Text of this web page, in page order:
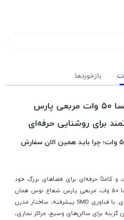
بازخوردها
چراغ روکار اس ام دی آویسا ۵۰ وات مربعی پارس
برای روشنایی حرفه‌ای
روشنایی بی‌نظیر با چراغ روکار ۵۰ وات؛ چرا باید همین الان سفارش
و کاملاً حرفه‌ای برای فضاهای بزرگ خود
هستی، چراغ روکار اس ام دی آویسا ۵۰ وات مربعی پارس شعاع توس همان
محصولی‌ست که مدت‌ها دنبالش بودی. با فناوری SMD پیشرفته، ساختار مدرن
گزینه برای سالن‌های وسیع، مراکز تجاری،